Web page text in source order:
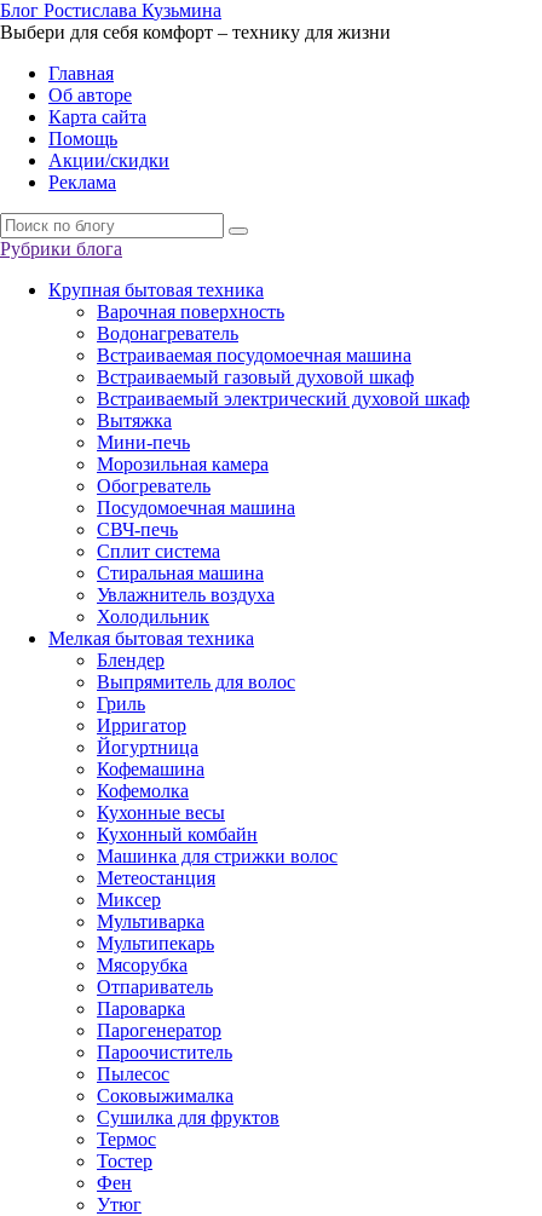
Блог Ростислава Кузьмина
Выбери для себя комфорт – технику для жизни
Главная
Об авторе
Карта сайта
Помощь
Акции/скидки
Реклама
Рубрики блога
Крупная бытовая техника
Варочная поверхность
Водонагреватель
Встраиваемая посудомоечная машина
Встраиваемый газовый духовой шкаф
Встраиваемый электрический духовой шкаф
Вытяжка
Мини-печь
Морозильная камера
Обогреватель
Посудомоечная машина
СВЧ-печь
Сплит система
Стиральная машина
Увлажнитель воздуха
Холодильник
Мелкая бытовая техника
Блендер
Выпрямитель для волос
Гриль
Ирригатор
Йогуртница
Кофемашина
Кофемолка
Кухонные весы
Кухонный комбайн
Машинка для стрижки волос
Метеостанция
Миксер
Мультиварка
Мультипекарь
Мясорубка
Отпариватель
Пароварка
Парогенератор
Пароочиститель
Пылесос
Соковыжималка
Сушилка для фруктов
Термос
Тостер
Фен
Утюг